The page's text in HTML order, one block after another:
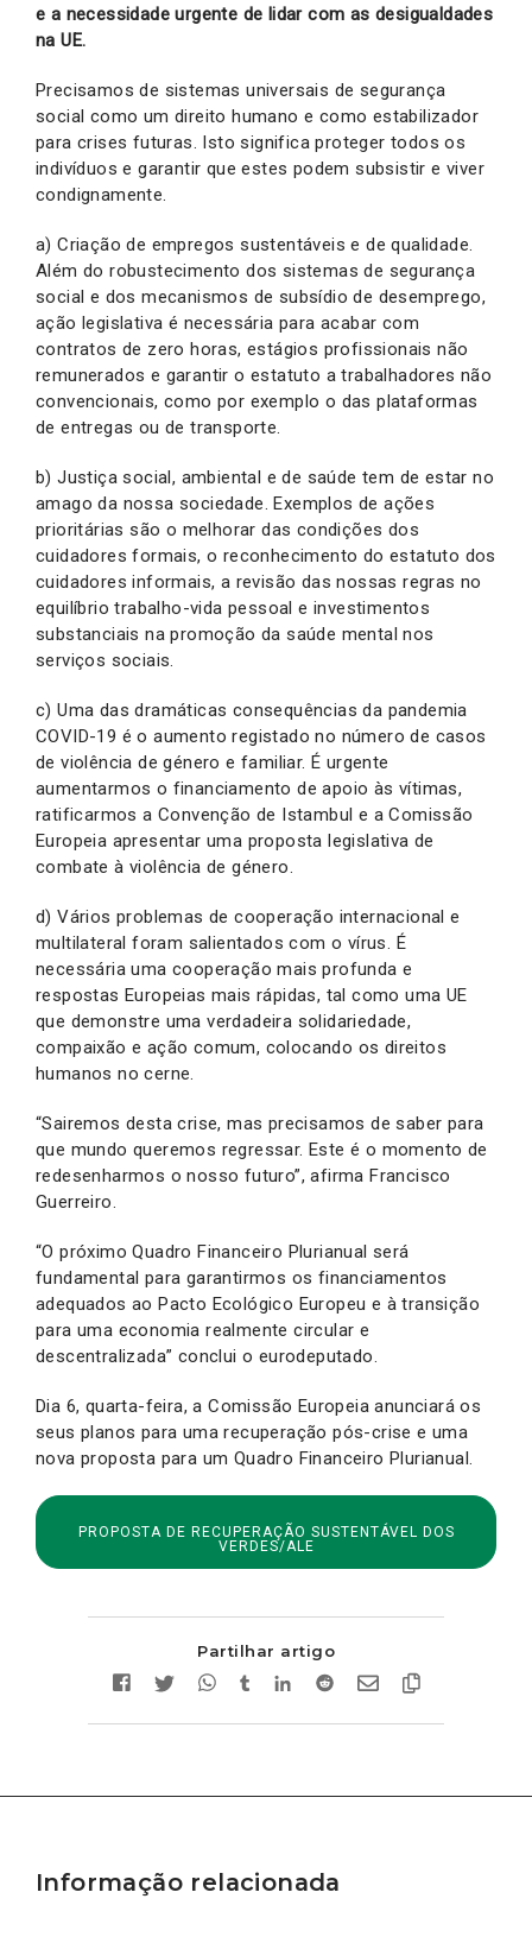
e a necessidade urgente de lidar com as desigualdades
na UE.
Precisamos de sistemas universais de segurança
social como um direito humano e como estabilizador
para crises futuras. Isto significa proteger todos os
indivíduos e garantir que estes podem subsistir e viver
condignamente.
a) Criação de empregos sustentáveis e de qualidade.
Além do robustecimento dos sistemas de segurança
social e dos mecanismos de subsídio de desemprego,
ação legislativa é necessária para acabar com
contratos de zero horas, estágios profissionais não
remunerados e garantir o estatuto a trabalhadores não
convencionais, como por exemplo o das plataformas
de entregas ou de transporte.
b) Justiça social, ambiental e de saúde tem de estar no
amago da nossa sociedade. Exemplos de ações
prioritárias são o melhorar das condições dos
cuidadores formais, o reconhecimento do estatuto dos
cuidadores informais, a revisão das nossas regras no
equilíbrio trabalho-vida pessoal e investimentos
substanciais na promoção da saúde mental nos
serviços sociais.
c) Uma das dramáticas consequências da pandemia
COVID-19 é o aumento registado no número de casos
de violência de género e familiar. É urgente
aumentarmos o financiamento de apoio às vítimas,
ratificarmos a Convenção de Istambul e a Comissão
Europeia apresentar uma proposta legislativa de
combate à violência de género.
d) Vários problemas de cooperação internacional e
multilateral foram salientados com o vírus. É
necessária uma cooperação mais profunda e
respostas Europeias mais rápidas, tal como uma UE
que demonstre uma verdadeira solidariedade,
compaixão e ação comum, colocando os direitos
humanos no cerne.
“Sairemos desta crise, mas precisamos de saber para
que mundo queremos regressar. Este é o momento de
redesenharmos o nosso futuro”, afirma Francisco
Guerreiro.
“O próximo Quadro Financeiro Plurianual será
fundamental para garantirmos os financiamentos
adequados ao Pacto Ecológico Europeu e à transição
para uma economia realmente circular e
descentralizada” conclui o eurodeputado.
Dia 6, quarta-feira, a Comissão Europeia anunciará os
seus planos para uma recuperação pós-crise e uma
nova proposta para um Quadro Financeiro Plurianual.
PROPOSTA DE RECUPERAÇÃO SUSTENTÁVEL DOS
VERDES/ALE
Partilhar artigo
Informação relacionada